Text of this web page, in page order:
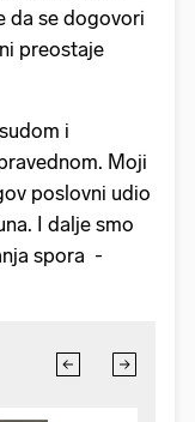
da se dogovori
preostaje
i
Moji
poslovni udio
I dalje smo
spora -